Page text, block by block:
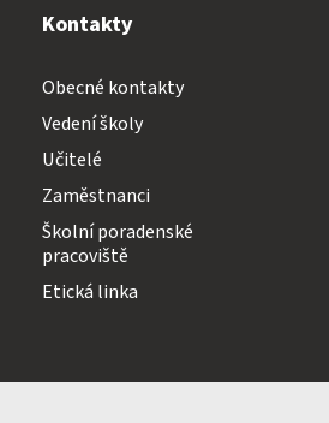
Kontakty
Obecné kontakty
Vedení školy
Učitelé
Zaměstnanci
Školní poradenské
pracoviště
Etická linka